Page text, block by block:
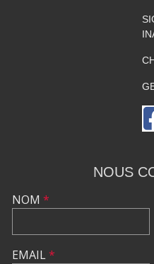
NOUS
NOM *
EMAIL*